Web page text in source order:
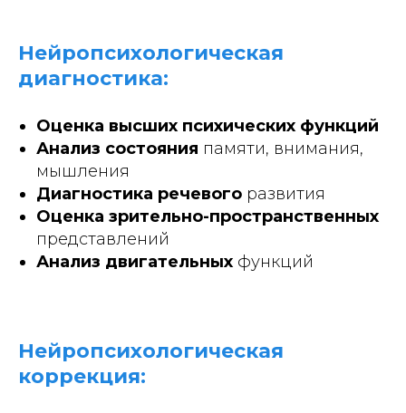
Нейропсихологическая
диагностика:
Оценка высших психических функций
Анализ состояния памяти, внимания,
мышления
Диагностика речевого развития
Оценка зрительно-пространственных
представлений
Анализ двигательных функций
Нейропсихологическая
коррекция: